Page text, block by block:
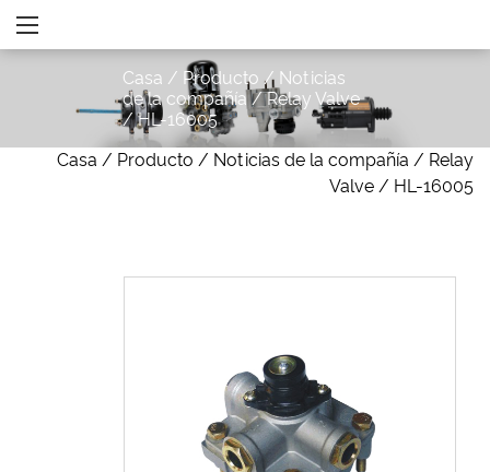
Casa / Producto / Noticias
de la compañía/Relay Valve
/HL-16005
Casa / Producto / Noticias de la compañía / Relay
Valve / HL-16005